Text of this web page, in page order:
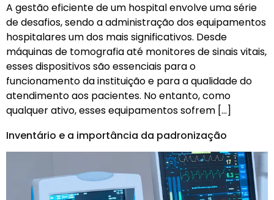
A gestão eficiente de um hospital envolve uma série
de desafios, sendo a administração dos equipamentos
hospitalares um dos mais significativos. Desde
máquinas de tomografia até monitores de sinais vitais,
esses dispositivos são essenciais para o
funcionamento da instituição e para a qualidade do
atendimento aos pacientes. No entanto, como
qualquer ativo, esses equipamentos sofrem […]
Inventário e a importância da padronização